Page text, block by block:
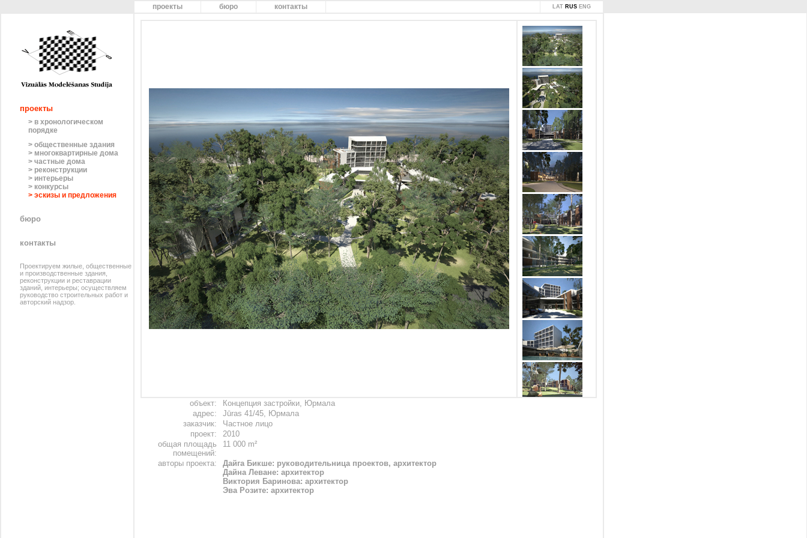
проекты бюро контакты LAT RUS ENG
проекты
> в хронологическом
порядке
> общественные здания
> многоквартирные дома
> частные дома
> реконструкции
> интерьеры
> конкурсы
> эскизы и предложения
бюро
контакты
Проектируем жилые, общественные
и производственные здания,
реконструкции и реставрации
зданий, интерьеры; осуществляем
руководство строительных работ и
авторский надзор.
объект:
Концепция застройки, Юрмала
адрес:
Jūras 41/45, Юрмала
заказчик:
Частное лицо
проект:
2010
общая площадь
помещений:
11 000 m²
авторы проекта:
Дайга Бикше: руководительница проектов, архитектор
Дайна Леване: архитектор
Виктория Баринова: архитектор
Эва Розите: архитектор